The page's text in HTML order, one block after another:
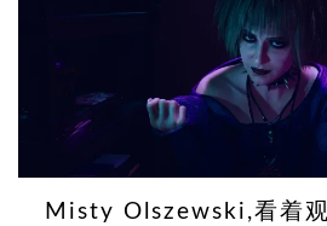
Misty Olszewski,看着